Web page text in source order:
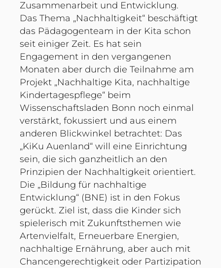
Zusammenarbeit und Entwicklung.
Das Thema „Nachhaltigkeit“ beschäftigt
das Pädagogenteam in der Kita schon
seit einiger Zeit. Es hat sein
Engagement in den vergangenen
Monaten aber durch die Teilnahme am
Projekt „Nachhaltige Kita, nachhaltige
Kindertagespflege“ beim
Wissenschaftsladen Bonn noch einmal
verstärkt, fokussiert und aus einem
anderen Blickwinkel betrachtet: Das
„KiKu Auenland“ will eine Einrichtung
sein, die sich ganzheitlich an den
Prinzipien der Nachhaltigkeit orientiert.
Die „Bildung für nachhaltige
Entwicklung“ (BNE) ist in den Fokus
gerückt. Ziel ist, dass die Kinder sich
spielerisch mit Zukunftsthemen wie
Artenvielfalt, Erneuerbare Energien,
nachhaltige Ernährung, aber auch mit
Chancengerechtigkeit oder Partizipation